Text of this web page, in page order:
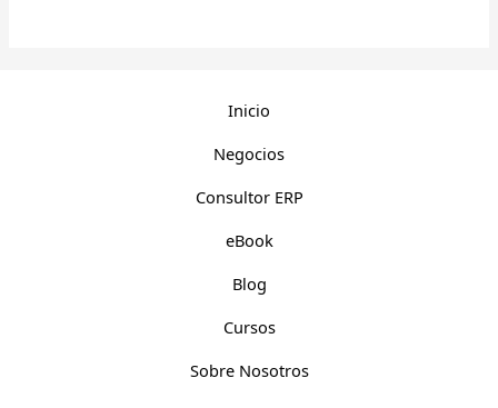
Inicio
Negocios
Consultor ERP
eBook
Blog
Cursos
Sobre Nosotros